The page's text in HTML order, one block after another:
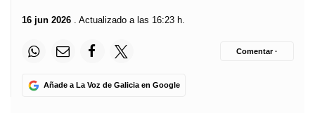
16 jun 2026 . Actualizado a las 16:23 h.
Añade a La Voz de Galicia en Google
Comentar ·